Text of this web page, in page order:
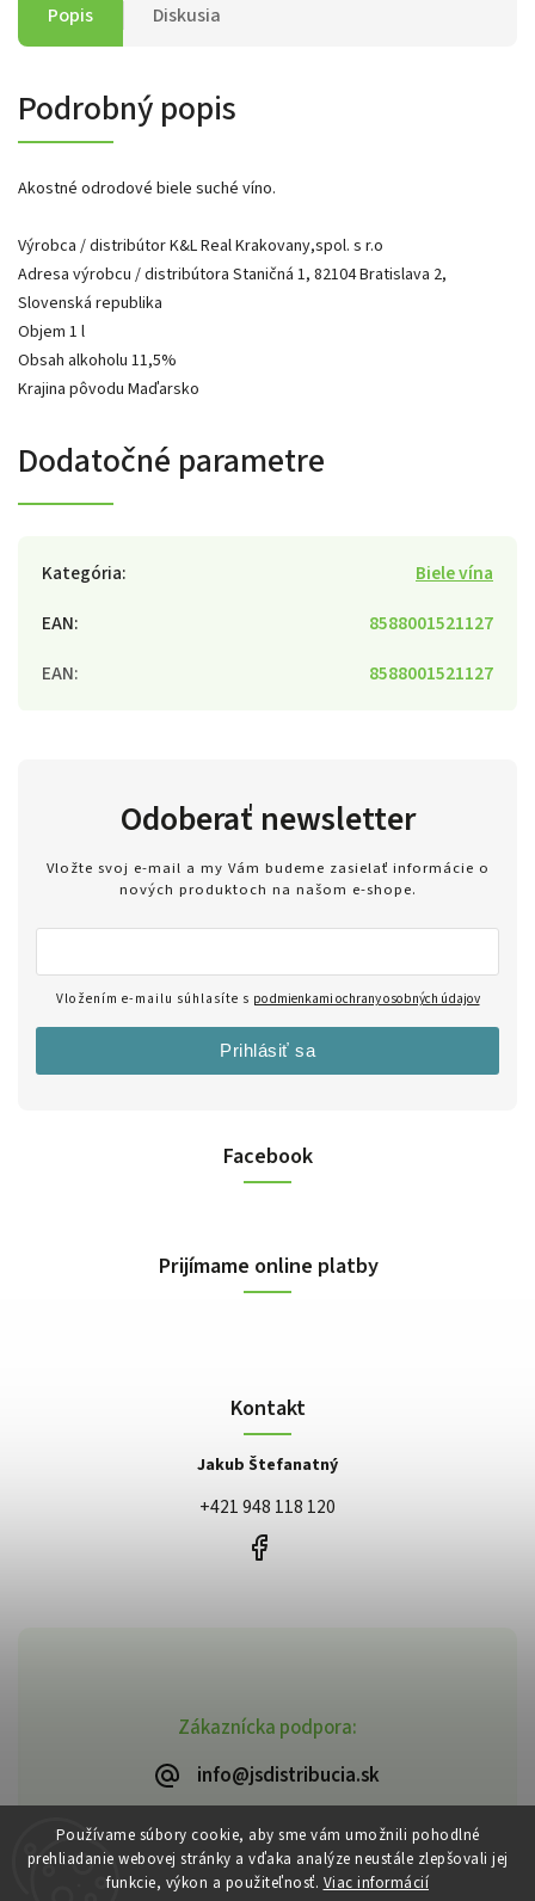
Používame súbory cookie, aby sme vám umožnili pohodlné
prehliadanie webovej stránky a vďaka analýze neustále zlepšovali jej
funkcie, výkon a použiteľnosť. Viac informácií
Popis Diskusia
Podrobný popis
Akostné odrodové biele suché víno.
Výrobca / distribútor K&L Real Krakovany,spol. s r.o
Adresa výrobcu / distribútora Staničná 1, 82104 Bratislava 2,
Slovenská republika
Objem 1 l
Obsah alkoholu 11,5%
Krajina pôvodu Maďarsko
Dodatočné parametre
Kategória:
Biele vína
EAN:
8588001521127
EAN: 8588001521127
Zákaznícka podpora:
info@jsdistribucia.sk
Facebook
Prijímame online platby
Kontakt
Jakub Štefanatný
+421 948 118 120
Odoberať newsletter
Vložte svoj e-mail a my Vám budeme zasielať informácie o
nových produktoch na našom e-shope.
Vložením e-mailu súhlasíte s podmienkami ochrany osobných údajov
Prihlásiť sa
Copyright 2026 J.Š. Distribúcia. Všetky práva vyhradené.